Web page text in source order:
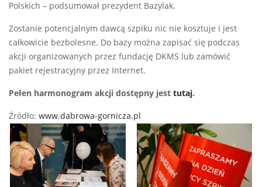
Polskich – podsumował prezydent Bazylak.
Zostanie potencjalnym dawcą szpiku nic nie kosztuje i jest
całkowicie bezbolesne. Do bazy można zapisać się podczas
akcji organizowanych przez fundację DKMS lub zamówić
pakiet rejestracyjny przez Internet.
Pełen harmonogram akcji dostępny jest tutaj.
Źródło: www.dabrowa-gornicza.pl